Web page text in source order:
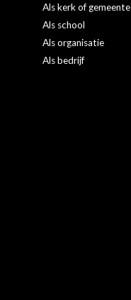
Als kerk of gemeente
Als school
Als organisatie
Als bedrijf